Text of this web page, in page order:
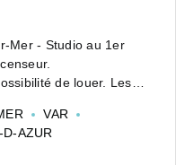
Mer - Studio au 1er
de louer. Les
VAR
D-AZUR